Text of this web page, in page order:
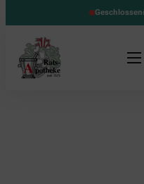
Geschlossen